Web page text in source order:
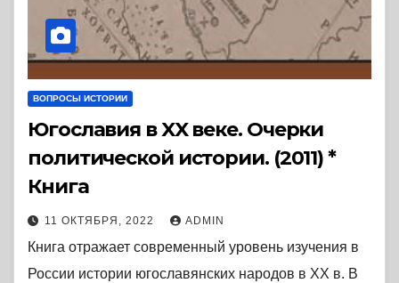
ВОПРОСЫ ИСТОРИИ
Югославия в XX веке. Очерки
политической истории. (2011) *
Книга
11 ОКТЯБРЯ, 2022 ADMIN
Книга отражает современный уровень изучения в
России истории югославянских народов в ХХ в. В